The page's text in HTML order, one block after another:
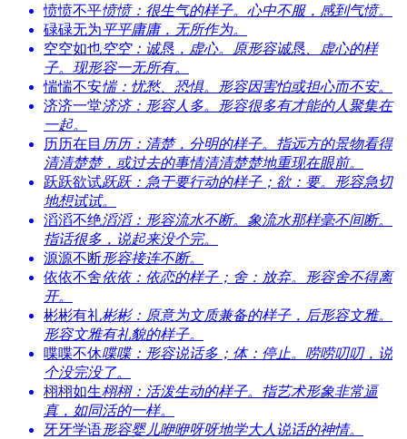
愤愤不平愤愤：很生气的样子。心中不服，感到气愤。
碌碌无为平平庸庸，无所作为。
空空如也空空：诚恳，虚心。原形容诚恳、虚心的样
子。现形容一无所有。
惴惴不安惴：忧愁、恐惧。形容因害怕或担心而不安。
济济一堂济济：形容人多。形容很多有才能的人聚集在
一起。
历历在目 历历：清楚，分明的样子。指远方的景物看得
清清楚楚，或过去的事情清清楚楚地重现在眼前。
跃跃欲试跃跃：急于要行动的样子；欲：要。形容急切
地想试试。
滔滔不绝滔滔：形容流水不断。象流水那样毫不间断。
指话很多，说起来没个完。
源源不断形容接连不断。
依依不舍依依：依恋的样子；舍：放弃。形容舍不得离
开。
彬彬有礼彬彬：原意为文质兼备的样子，后形容文雅。
形容文雅有礼貌的样子。
喋喋不休喋喋：形容说话多；体：停止。唠唠叨叨，说
个没完没了。
栩栩如生栩栩：活泼生动的样子。指艺术形象非常逼
真，如同活的一样。
牙牙学语形容婴儿咿咿呀呀地学大人说话的神情。